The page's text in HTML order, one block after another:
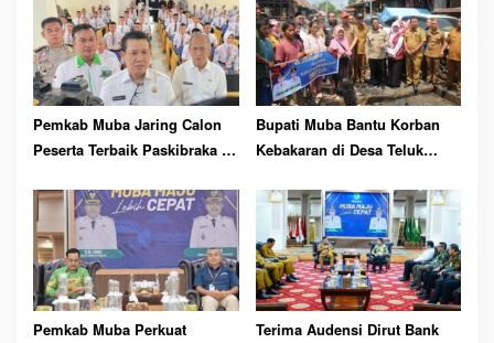
Pemkab Muba Jaring Calon
Peserta Terbaik Paskibraka ke
Bupati Muba Bantu Korban
Kebakaran di Desa Teluk
Pemkab Muba Perkuat
Terima Audensi Dirut Bank